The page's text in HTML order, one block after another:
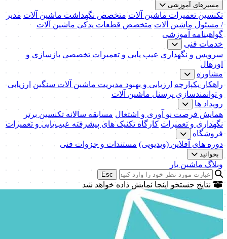
مسیرهای آموزشی
تکنسین تعمیرات ماشین آلات متخصص نگهداشت ماشین آلات مدیر
/ مسئول ماشین آلات متخصص قطعات یدکی ماشین آلات
گواهینامه آموزشی
خدمات فنی
سرویس و نگهداری عیب یابی و تعمیرات تخصصی بازسازی و
اورهال
مشاوره
راهکار یکپارچه ارزیابی و بهبود مدیریت ماشین آلات سنگین ارزیابی
و توانمندسازی پرسنل ماشین آلات
رویداد ها
همایش فرصت نو آوری و اشتغال مسابقه سالانه تکنسین برتر
نگهداری و تعمیرات کارگاه تکنیک‌ های پیشرفته عیب‌یابی و تعمیرات
فروشگاه
دوره های آفلاین (ویدیویی) مستندات و جزوات فنی
بخوانید
وبلاگ ماشین یار
Esc
نتایج جستجو اینجا نمایش داده خواهد شد